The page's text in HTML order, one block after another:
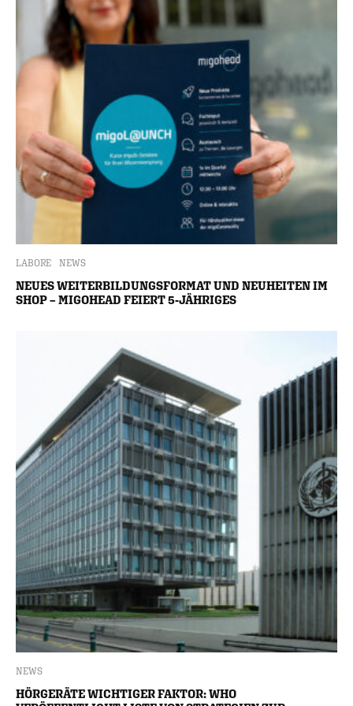
LABORE NEWS
NEUES WEITERBILDUNGSFORMAT UND NEUHEITEN IM
SHOP – MIGOHEAD FEIERT 5-JÄHRIGES
NEWS
HÖRGERÄTE WICHTIGER FAKTOR: WHO